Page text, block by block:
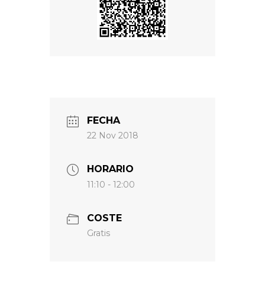
FECHA
22 Nov 2018
HORARIO
11:10 - 12:00
COSTE
Gratis